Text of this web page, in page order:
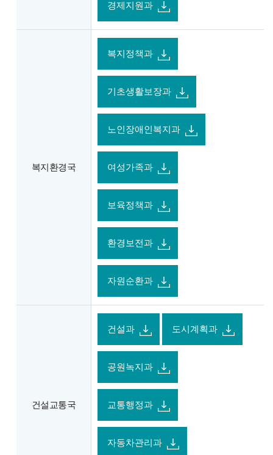
경제지원과
복지환경국
복지정책과
기초생활보장과
노인장애인복지과
여성가족과
보육정책과
환경보전과
자원순환과
건설교통국
건설과 도시계획과
공원녹지과
교통행정과
자동차관리과